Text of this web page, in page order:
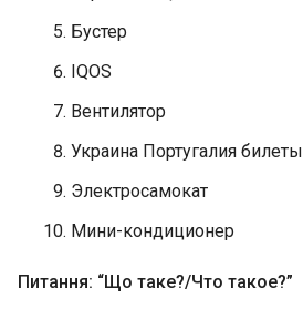
Бустер
IQOS
Вентилятор
Украина Португалия билеты
Электросамокат
Мини-кондиционер
Питання: “Що таке?/Что такое?”